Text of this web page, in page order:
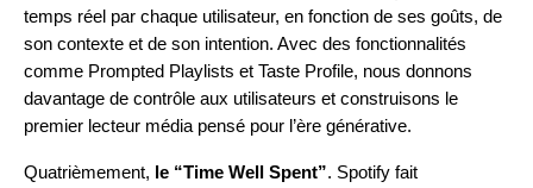
temps réel par chaque utilisateur, en fonction de ses goûts, de
son contexte et de son intention. Avec des fonctionnalités
comme Prompted Playlists et Taste Profile, nous donnons
davantage de contrôle aux utilisateurs et construisons le
premier lecteur média pensé pour l’ère générative.
Quatrièmement, le “Time Well Spent”. Spotify fait